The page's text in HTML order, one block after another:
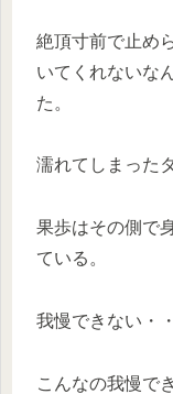
絶頂寸前で止め
いてくれないな
た。
濡れてしまった
果歩はその側で
ている。
我慢できない・
こんなの我慢で